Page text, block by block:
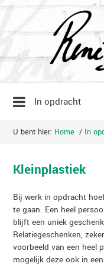
In opdracht
U bent hier: Home / In
Kleinplastiek
Bij werk in opdracht
te gaan. Een heel
blijft een uniek
Relatiegeschenken,
voorbeeld van een heel
mogelijk deze ook in